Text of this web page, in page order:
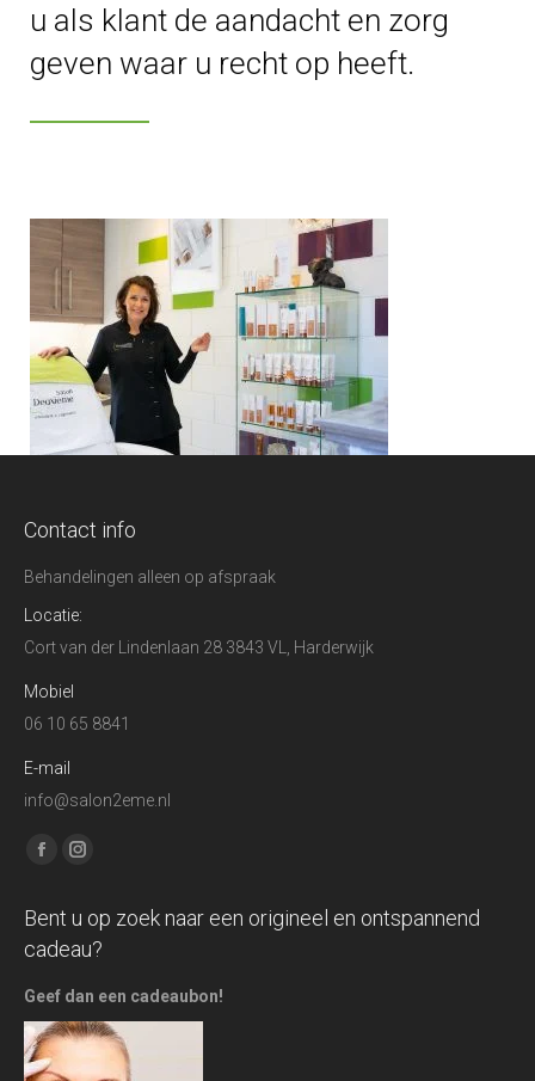
u als klant de aandacht en zorg
geven waar u recht op heeft.
Contact info
Behandelingen alleen op afspraak
Locatie:
Cort van der Lindenlaan 28 3843 VL, Harderwijk
Mobiel
06 10 65 8841
E-mail
info@salon2eme.nl
Find us on:
Facebook
opens
in
new
window
Instagram
opens
in
window
Bent u op zoek naar een origineel en ontspannend
cadeau?
Geef dan een cadeaubon!